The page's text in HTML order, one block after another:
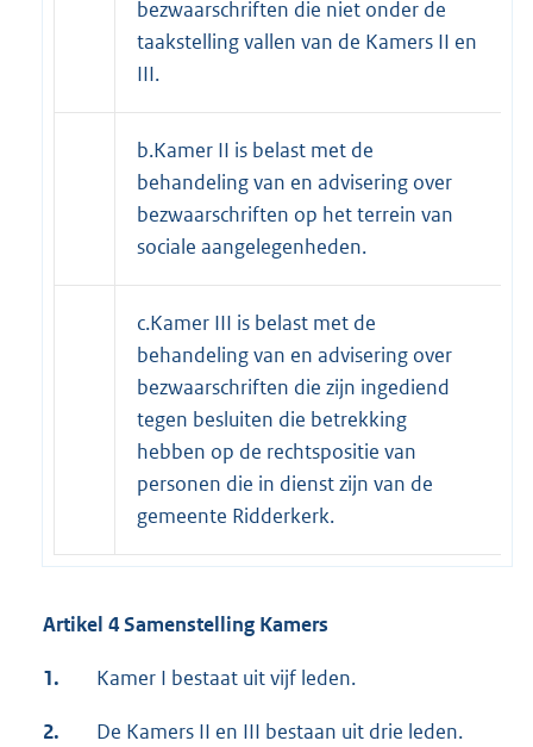
bezwaarschriften die niet onder de
taakstelling vallen van de Kamers II en
III.
b.Kamer II is belast met de
behandeling van en advisering over
bezwaarschriften op het terrein van
sociale aangelegenheden.
c.Kamer III is belast met de
behandeling van en advisering over
bezwaarschriften die zijn ingediend
tegen besluiten die betrekking
hebben op de rechtspositie van
personen die in dienst zijn van de
gemeente Ridderkerk.
Artikel 4 Samenstelling Kamers
1. Kamer I bestaat uit vijf leden.
2. De Kamers II en III bestaan uit drie leden.